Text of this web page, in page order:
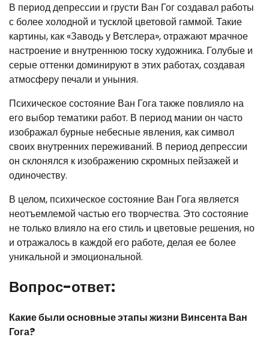
В период депрессии и грусти Ван Гог создавал работы
с более холодной и тусклой цветовой гаммой. Такие
картины, как «Заводь у Ветслера», отражают мрачное
настроение и внутреннюю тоску художника. Голубые и
серые оттенки доминируют в этих работах, создавая
атмосферу печали и уныния.
Психическое состояние Ван Гога также повлияло на
его выбор тематики работ. В период мании он часто
изображал бурные небесные явления, как символ
своих внутренних переживаний. В период депрессии
он склонялся к изображению скромных пейзажей и
одиночеству.
В целом, психическое состояние Ван Гога является
неотъемлемой частью его творчества. Это состояние
не только влияло на его стиль и цветовые решения, но
и отражалось в каждой его работе, делая ее более
уникальной и эмоциональной.
Вопрос-ответ:
Какие были основные этапы жизни Винсента Ван
Гога?